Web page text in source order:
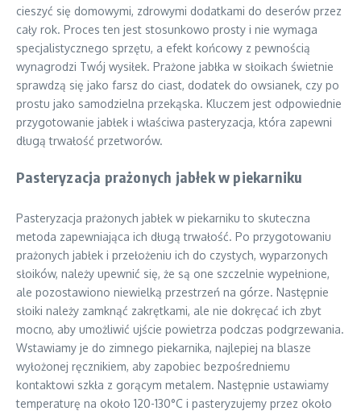
cieszyć się domowymi, zdrowymi dodatkami do deserów przez
cały rok. Proces ten jest stosunkowo prosty i nie wymaga
specjalistycznego sprzętu, a efekt końcowy z pewnością
wynagrodzi Twój wysiłek. Prażone jabłka w słoikach świetnie
sprawdzą się jako farsz do ciast, dodatek do owsianek, czy po
prostu jako samodzielna przekąska. Kluczem jest odpowiednie
przygotowanie jabłek i właściwa pasteryzacja, która zapewni
długą trwałość przetworów.
Pasteryzacja prażonych jabłek w piekarniku
Pasteryzacja prażonych jabłek w piekarniku to skuteczna
metoda zapewniająca ich długą trwałość. Po przygotowaniu
prażonych jabłek i przełożeniu ich do czystych, wyparzonych
słoików, należy upewnić się, że są one szczelnie wypełnione,
ale pozostawiono niewielką przestrzeń na górze. Następnie
słoiki należy zamknąć zakrętkami, ale nie dokręcać ich zbyt
mocno, aby umożliwić ujście powietrza podczas podgrzewania.
Wstawiamy je do zimnego piekarnika, najlepiej na blasze
wyłożonej ręcznikiem, aby zapobiec bezpośredniemu
kontaktowi szkła z gorącym metalem. Następnie ustawiamy
temperaturę na około 120-130°C i pasteryzujemy przez około